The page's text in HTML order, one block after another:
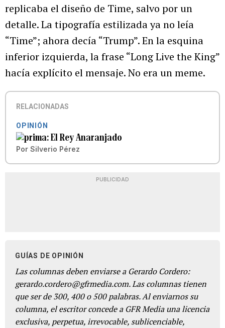
replicaba el diseño de Time, salvo por un
detalle. La tipografía estilizada ya no leía
“Time”; ahora decía “Trump”. En la esquina
inferior izquierda, la frase “Long Live the King”
hacía explícito el mensaje. No era un meme.
RELACIONADAS
OPINIÓN
El Rey Anaranjado
Por Silverio Pérez
PUBLICIDAD
GUÍAS DE OPINIÓN
Las columnas deben enviarse a Gerardo Cordero:
gerardo.cordero@gfrmedia.com. Las columnas tienen
que ser de 300, 400 o 500 palabras. Al enviarnos su
columna, el escritor concede a GFR Media una licencia
exclusiva, perpetua, irrevocable, sublicenciable,